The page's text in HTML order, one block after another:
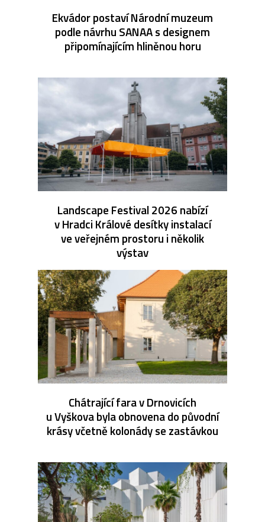
Ekvádor postaví Národní muzeum
podle návrhu SANAA s designem
připomínajícím hliněnou horu
Landscape Festival 2026 nabízí
v Hradci Králové desítky instalací
ve veřejném prostoru i několik
výstav
Chátrající fara v Drnovicích
u Vyškova byla obnovena do původní
krásy včetně kolonády se zastávkou